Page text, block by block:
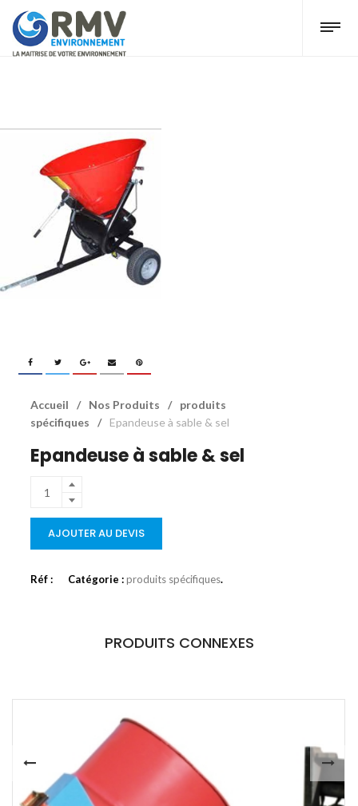
Accueil / Nos Produits /
produits
spécifiques
/ Epandeuse à sable & sel
Epandeuse à sable & sel
AJOUTER AU DEVIS
Réf : Catégorie :produits spécifiques.
PRODUITS CONNEXES